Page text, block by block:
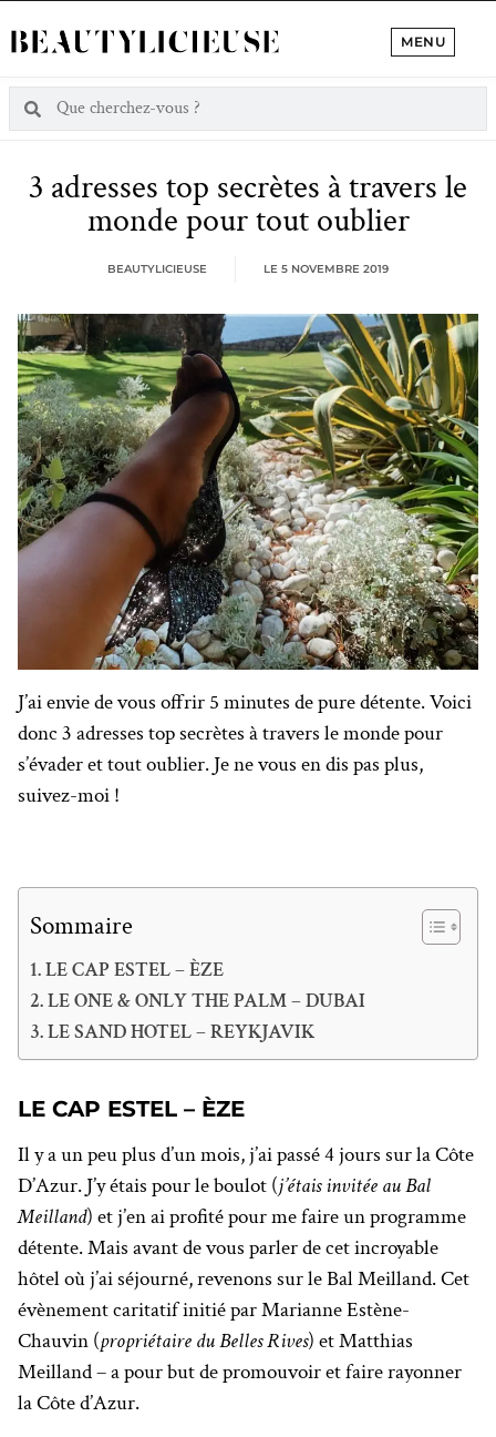
MENU
3 adresses top secrètes à travers le
monde pour tout oublier
BEAUTYLICIEUSE LE 5 NOVEMBRE 2019
J’ai envie de vous offrir 5 minutes de pure détente. Voici
donc 3 adresses top secrètes à travers le monde pour
s’évader et tout oublier. Je ne vous en dis pas plus,
suivez-moi !
Sommaire
LE CAP ESTEL – ÈZE
LE ONE & ONLY THE PALM – DUBAI
LE SAND HOTEL – REYKJAVIK
LE CAP ESTEL – ÈZE
Il y a un peu plus d’un mois, j’ai passé 4 jours sur la Côte
D’Azur. J’y étais pour le boulot (j’étais invitée au Bal
Meilland) et j’en ai profité pour me faire un programme
détente. Mais avant de vous parler de cet incroyable
hôtel où j’ai séjourné, revenons sur le Bal Meilland. Cet
évènement caritatif initié par Marianne Estène-
Chauvin (propriétaire du Belles Rives) et Matthias
Meilland – a pour but de promouvoir et faire rayonner
la Côte d’Azur.